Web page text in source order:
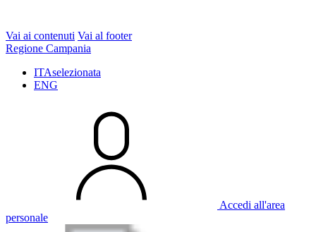
Vai ai contenuti Vai al footer
Regione Campania
ITAselezionata
ENG
Accedi all'area
personale